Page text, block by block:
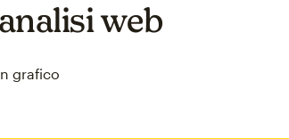
web
grafico